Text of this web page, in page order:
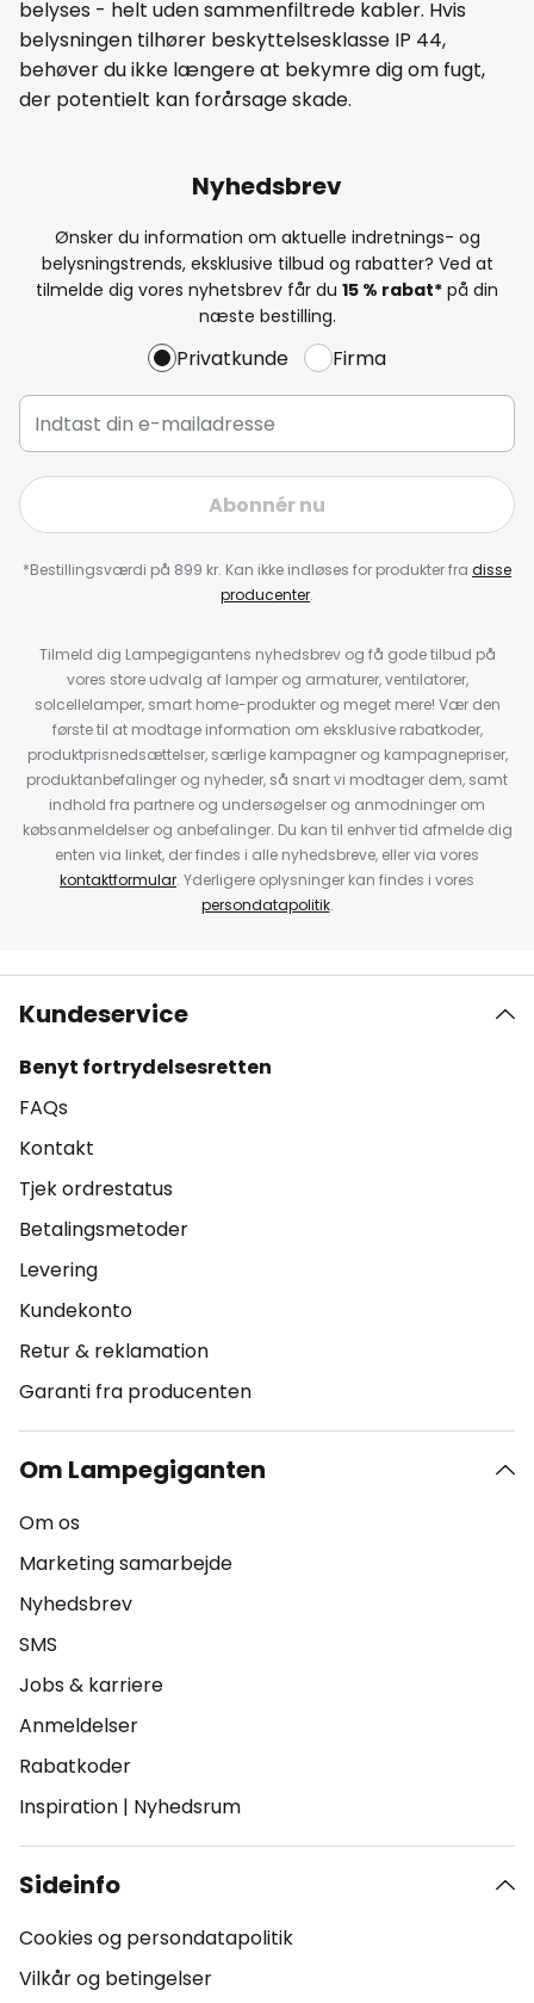
belyses - helt uden sammenfiltrede kabler. Hvis
belysningen tilhører beskyttelsesklasse IP 44,
behøver du ikke længere at bekymre dig om fugt,
der potentielt kan forårsage skade.
Nyhedsbrev
Ønsker du information om aktuelle indretnings- og
belysningstrends, eksklusive tilbud og rabatter? Ved at
tilmelde dig vores nyhetsbrev får du 15 % rabat* på din
næste bestilling.
Privatkunde Firma
Abonnér nu
*Bestillingsværdi på 899 kr. Kan ikke indløses for produkter fra disse
producenter.
Tilmeld dig Lampegigantens nyhedsbrev og få gode tilbud på
vores store udvalg af lamper og armaturer, ventilatorer,
solcellelamper, smart home-produkter og meget mere! Vær den
første til at modtage information om eksklusive rabatkoder,
produktprisnedsættelser, særlige kampagner og kampagnepriser,
produktanbefalinger og nyheder, så snart vi modtager dem, samt
indhold fra partnere og undersøgelser og anmodninger om
købsanmeldelser og anbefalinger. Du kan til enhver tid afmelde dig
enten via linket, der findes i alle nyhedsbreve, eller via vores
kontaktformular. Yderligere oplysninger kan findes i vores
persondatapolitik.
Kundeservice
Benyt fortrydelsesretten
FAQs
Kontakt
Tjek ordrestatus
Betalingsmetoder
Levering
Kundekonto
Retur & reklamation
Garanti fra producenten
Om Lampegiganten
Om os
Marketing samarbejde
Nyhedsbrev
SMS
Jobs & karriere
Anmeldelser
Rabatkoder
Inspiration | Nyhedsrum
Sideinfo
Cookies og persondatapolitik
Vilkår og betingelser